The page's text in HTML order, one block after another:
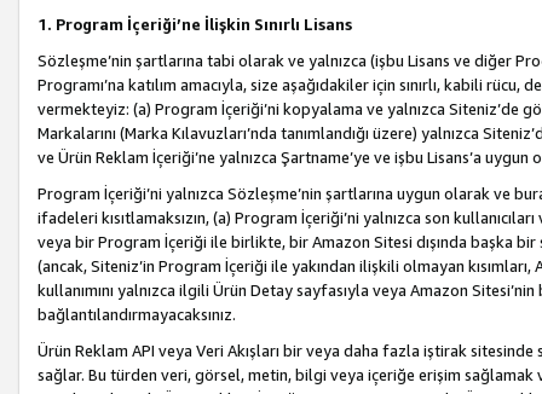
1. Program İçeriği’ne İlişkin Sınırlı Lisans
Sözleşme’nin şartlarına tabi olarak ve yalnızca (işbu Lisans ve diğer
Programı’na katılım amacıyla, size aşağıdakiler için sınırlı, kabili
vermekteyiz: (a) Program İçeriği’ni kopyalama ve yalnızca Siteniz’de
Markalarını (Marka Kılavuzları’nda tanımlandığı üzere) yalnızca
ve Ürün Reklam İçeriği’ne yalnızca Şartname’ye ve işbu Lisans’a
Program İçeriği’ni yalnızca Sözleşme’nin şartlarına uygun olarak ve
ifadeleri kısıtlamaksızın, (a) Program İçeriği’ni yalnızca son
veya bir Program İçeriği ile birlikte, bir Amazon Sitesi dışında başka
(ancak, Siteniz’in Program İçeriği ile yakından ilişkili olmayan
kullanımını yalnızca ilgili Ürün Detay sayfasıyla veya Amazon
bağlantılandırmayacaksınız.
Ürün Reklam API veya Veri Akışları bir veya daha fazla iştirak
sağlar. Bu türden veri, görsel, metin, bilgi veya içeriğe erişim sağlamak